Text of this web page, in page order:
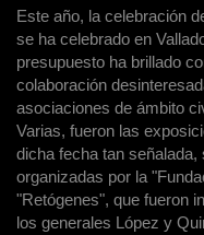
Este año, la celebración
se ha celebrado en
presupuesto ha brillado
colaboración
asociaciones de ámbito
Varias, fueron las
dicha fecha tan
organizadas por la
"Retógenes", que fueron
los generales López y